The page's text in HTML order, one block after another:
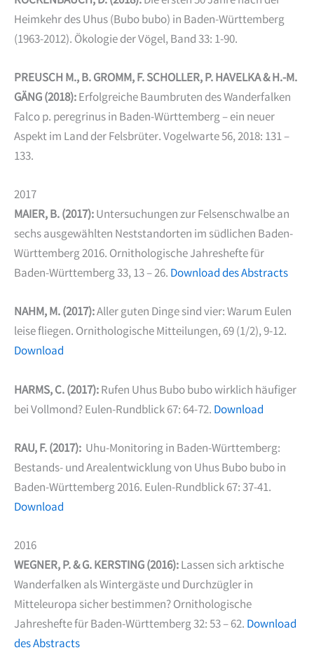
Heimkehr des Uhus (Bubo bubo) in Baden-Württemberg
(1963-2012). Ökologie der Vögel, Band 33: 1-90.
PREUSCH M., B. GROMM, F. SCHOLLER, P. HAVELKA & H.-M.
GÄNG (2018):Erfolgreiche Baumbruten des Wanderfalken
Falco p. peregrinus in Baden-Württemberg – ein neuer
Aspekt im Land der Felsbrüter. Vogelwarte 56, 2018: 131 –
133.
2017
MAIER, B. (2017):Untersuchungen zur Felsenschwalbe an
sechs ausgewählten Neststandorten im südlichen Baden-
Württemberg 2016. Ornithologische Jahreshefte für
Baden-Württemberg 33, 13 – 26. Download des Abstracts
NAHM, M. (2017):Aller guten Dinge sind vier: Warum Eulen
leise fliegen. Ornithologische Mitteilungen, 69 (1/2), 9-12.
Download
HARMS, C. (2017):Rufen Uhus Bubo bubo wirklich häufiger
bei Vollmond? Eulen-Rundblick 67: 64-72. Download
RAU, F. (2017): Uhu-Monitoring in Baden-Württemberg:
Bestands- und Arealentwicklung von Uhus Bubo bubo in
Baden-Württemberg 2016. Eulen-Rundblick 67: 37-41.
Download
2016
WEGNER, P. & G. KERSTING (2016):Lassen sich arktische
Wanderfalken als Wintergäste und Durchzügler in
Mitteleuropa sicher bestimmen? Ornithologische
Jahreshefte für Baden-Württemberg 32: 53 – 62. Download
des Abstracts